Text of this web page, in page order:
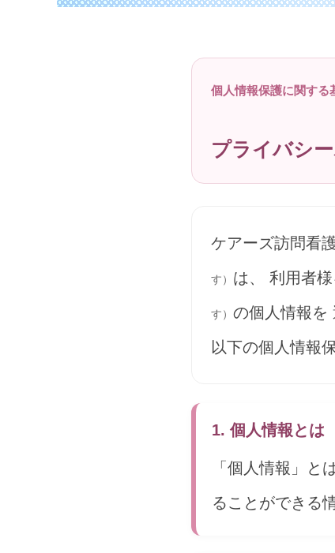
個人情報保護に関する
プライバシ
ケアーズ訪問看
す） は、 利用者
す） の個人情報を
以下の個人情報
1. 個人情報とは
「個人情報」と
ることができる